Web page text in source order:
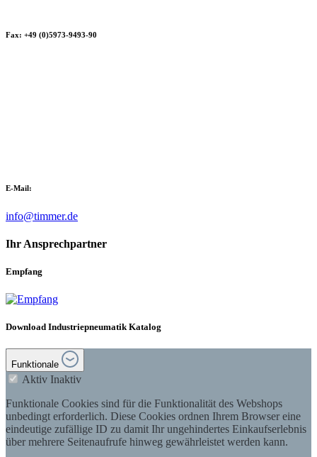
Fax: +49 (0)5973-9493-90
E-Mail:
info@timmer.de
Ihr Ansprechpartner
Empfang
Download Industriepneumatik Katalog
Funktionale
Aktiv Inaktiv
Funktionale Cookies sind für die Funktionalität des Webshops
unbedingt erforderlich. Diese Cookies ordnen Ihrem Browser eine
eindeutige zufällige ID zu damit Ihr ungehindertes Einkaufserlebnis
über mehrere Seitenaufrufe hinweg gewährleistet werden kann.